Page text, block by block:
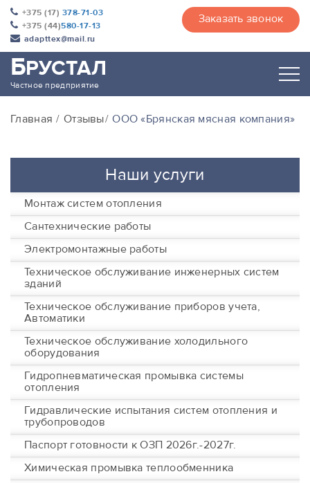
+375 (17) 378-71-03
+375 (44)580-17-13
adapttex@mail.ru
Заказать звонок
БРУСТАЛ
Частное предприятие
Главная Отзывы ООО «Брянская мясная компания»
Наши услуги
Монтаж систем отопления
Сантехнические работы
Электромонтажные работы
Техническое обслуживание инженерных систем
зданий
Техническое обслуживание приборов учета,
Автоматики
Техническое обслуживание холодильного
оборудования
Гидропневматическая промывка системы
отопления
Гидравлические испытания систем отопления и
трубопроводов
Паспорт готовности к ОЗП 2026г.-2027г.
Химическая промывка теплообменника